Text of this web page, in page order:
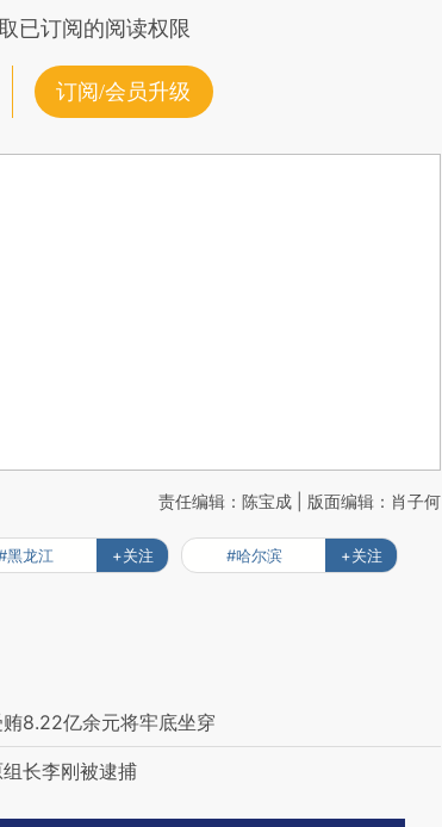
已订阅的阅读权限
订阅/会员升级
责任编辑：陈宝成 | 版面编辑：肖子何
黑龙江 +关注 #哈尔滨 +关注
8.22亿余元将牢底坐穿
长李刚被逮捕